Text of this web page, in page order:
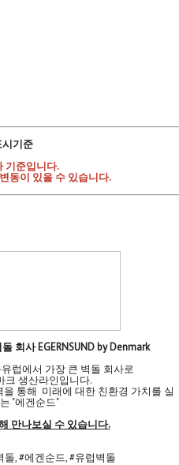
기준
기준입니다.
동이 있을 수 있습니다.
회사 EGERNSUND by Denmark
럽에서 가장 큰 벽돌 회사로
크 생산라인입니다.
통해 미래에 대한 친환경 가치를 실
"에겐순드"
만나보실 수 있습니다.
, #에겐순드, #유럽벽돌